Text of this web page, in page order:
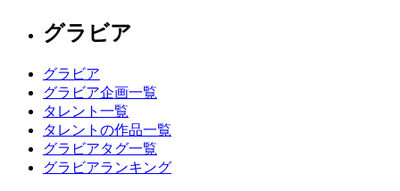
グラビア
グラビア
グラビア企画一覧
タレント一覧
タレントの作品一覧
グラビアタグ一覧
グラビアランキング